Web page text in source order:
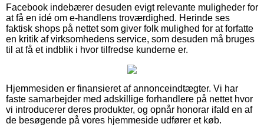
Facebook indebærer desuden evigt relevante muligheder for
at få en idé om e-handlens troværdighed. Herinde ses
faktisk shops på nettet som giver folk mulighed for at forfatte
en kritik af virksomhedens service, som desuden må bruges
til at få et indblik i hvor tilfredse kunderne er.
Hjemmesiden er finansieret af annonceindtægter. Vi har
faste samarbejder med adskillige forhandlere på nettet hvor
vi introducerer deres produkter, og opnår honorar ifald en af
de besøgende på vores hjemmeside udfører et køb.